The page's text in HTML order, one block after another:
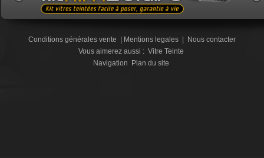
Conditions générales vente | Mentions legales | Nous contacter
Vous aimerez aussi : Vitre Teinte
Navigation Plan du site